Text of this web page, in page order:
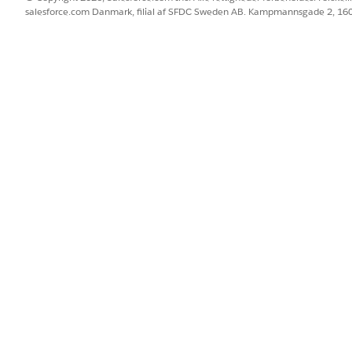
tjener som påmindelser, og felthistorikdata
salesforce.com Danmark, filial af SFDC Sweden AB. Kampmannsgade 2,